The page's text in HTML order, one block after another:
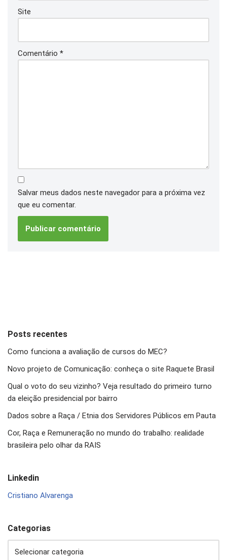
Site
Comentário *
Salvar meus dados neste navegador para a próxima vez
que eu comentar.
Posts recentes
Como funciona a avaliação de cursos do MEC?
Novo projeto de Comunicação: conheça o site Raquete Brasil
Qual o voto do seu vizinho? Veja resultado do primeiro turno
da eleição presidencial por bairro
Dados sobre a Raça / Etnia dos Servidores Públicos em Pauta
Cor, Raça e Remuneração no mundo do trabalho: realidade
brasileira pelo olhar da RAIS
Linkedin
Cristiano Alvarenga
Categorias